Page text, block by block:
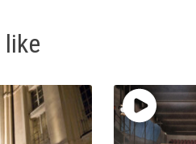
like